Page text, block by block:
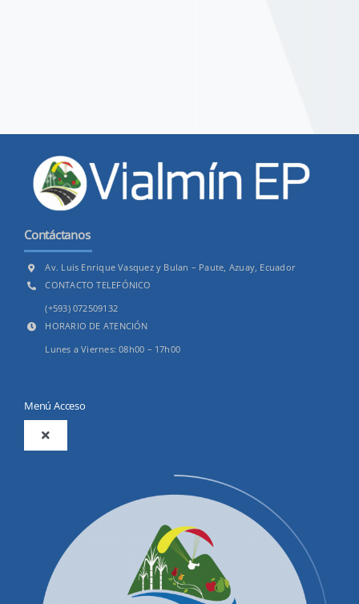
Contáctanos
Av. Luis Enrique Vasquez y Bulan – Paute, Azuay, Ecuador
CONTACTO TELEFÓNICO
(+593) 072509132
HORARIO DE ATENCIÓN
Lunes a Viernes: 08h00 – 17h00
Menú Acceso
Toggle
Productos y Servicios
Convocatorias Precalificación